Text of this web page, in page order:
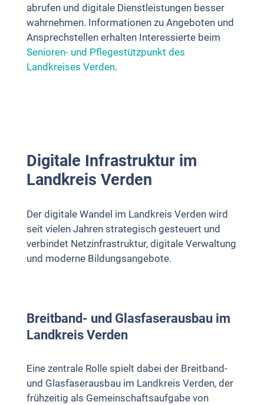
abrufen und digitale Dienstleistungen besser
wahrnehmen. Informationen zu Angeboten und
Ansprechstellen erhalten Interessierte beim
Senioren- und Pflegestützpunkt des
Landkreises Verden.
Digitale Infrastruktur im
Landkreis Verden
Der digitale Wandel im Landkreis Verden wird
seit vielen Jahren strategisch gesteuert und
verbindet Netzinfrastruktur, digitale Verwaltung
und moderne Bildungsangebote.
Breitband- und Glasfaserausbau im
Landkreis Verden
Eine zentrale Rolle spielt dabei der Breitband-
und Glasfaserausbau im Landkreis Verden, der
frühzeitig als Gemeinschaftsaufgabe von